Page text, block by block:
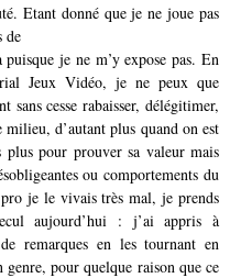
Etant donné que je ne joue pas
de
je ne m’y expose pas. En
Jeux Vidéo, je ne peux que
cesse rabaisser, délégitimer,
d’autant plus quand on est
pour prouver sa valeur mais
ou comportements du
je le vivais très mal, je prends
aujourd’hui : j’ai appris à
remarques en les tournant en
pour quelque raison que ce